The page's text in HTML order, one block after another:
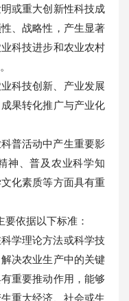
或重大创新性科技成
、战略性，产生显著
科技进步和农业农村
科技创新、产业发展
果转化推广与产业化
普活动中产生重要影
神、普及农业科学知
化素质等方面具有重
依据以下标准：
学理论方法或科学技
决农业生产中的关键
重要推动作用，能够
重大经济、社会或生